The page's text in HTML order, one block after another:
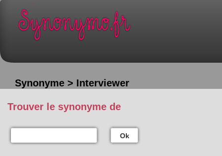
Synonyme > Interviewer
Trouver le synonyme de
Ok